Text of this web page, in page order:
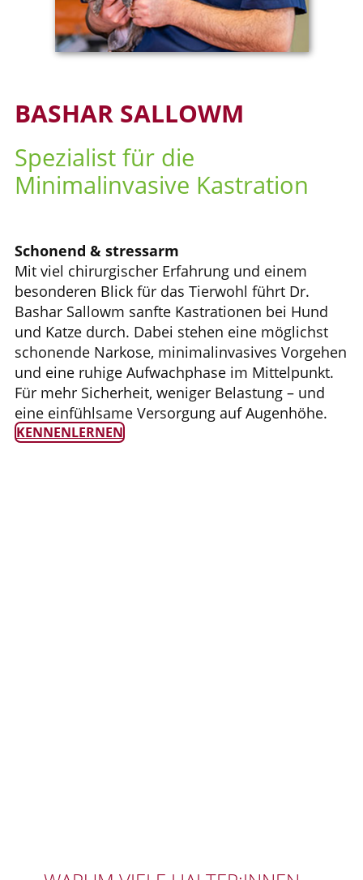
BASHAR SALLOWM
Spezialist für die
Minimalinvasive Kastration
Schonend & stressarm
Mit viel chirurgischer Erfahrung und einem
besonderen Blick für das Tierwohl führt Dr.
Bashar Sallowm sanfte Kastrationen bei Hund
und Katze durch. Dabei stehen eine möglichst
schonende Narkose, minimalinvasives Vorgehen
und eine ruhige Aufwachphase im Mittelpunkt.
Für mehr Sicherheit, weniger Belastung – und
eine einfühlsame Versorgung auf Augenhöhe.
KENNENLERNEN